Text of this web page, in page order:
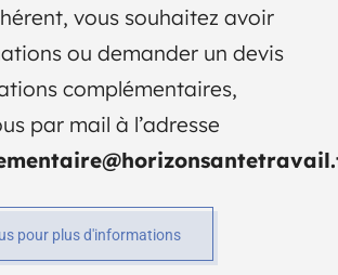
vous souhaitez avoir
ou demander un devis
complémentaires,
par mail à l’adresse
pour plus d'informations